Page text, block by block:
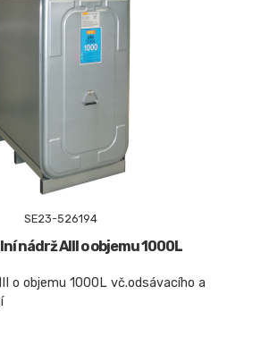
SE23-526194
nádrž AIII o objemu 1000L
o objemu 1000L vč.odsávacího a